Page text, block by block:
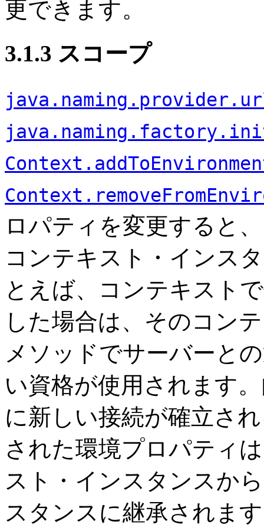
更できます。
3.1.3 スコープ
ロパティを変更すると
コンテキスト・インス
とえば、コンテキスト
した場合は、そのコン
メソッドでサーバーと
い資格が使用されます
に新しい接続が確立さ
された環境プロパティ
スト・インスタンスか
スタンスに継承されま